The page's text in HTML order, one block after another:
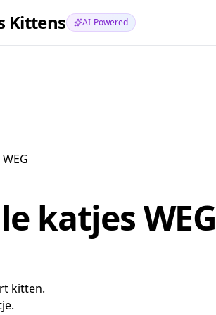
Kittens AI-Powered
katjes WEG
kitten.